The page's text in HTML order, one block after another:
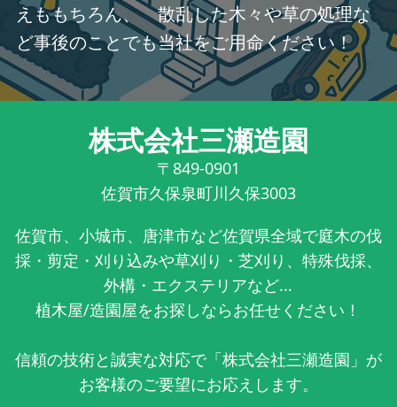
えももちろん、 散乱した木々や草の処理な
ど事後のことでも当社をご用命ください！
株式会社三瀬造園
〒849-0901
佐賀市久保泉町川久保3003
佐賀市、小城市、唐津市など佐賀県全域で庭木の伐
採・剪定・刈り込みや草刈り・芝刈り、特殊伐採、
外構・エクステリアなど...
植木屋/造園屋をお探しならお任せください！
信頼の技術と誠実な対応で「株式会社三瀬造園」が
お客様のご要望にお応えします。